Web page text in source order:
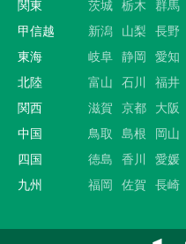
関東
茨城 栃木 群馬
甲信越
新潟 山梨
長野
東海
岐阜 静岡 愛知
北陸
富山 石川
福井
関西
滋賀 京都 大阪
中国
鳥取 島根 岡山
四国
徳島 香川 愛媛
九州
福岡 佐賀 長崎